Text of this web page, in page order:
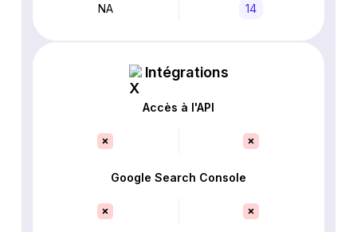
NA 14
Intégrations
Accès à l'API
Google Search Console